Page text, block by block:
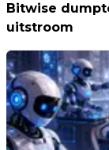
Bitwise
uitstroom